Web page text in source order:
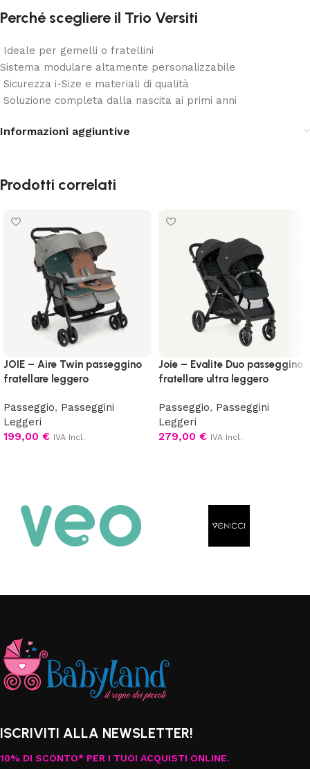
Perché scegliere il Trio Versiti
Ideale per gemelli o fratellini
Sistema modulare altamente personalizzabile
Sicurezza i-Size e materiali di qualità
Soluzione completa dalla nascita ai primi anni
Informazioni aggiuntive
Prodotti correlati
JOIE – Aire Twin passeggino
fratellare leggero
Passeggio, Passeggini
Leggeri
199,00 € IVA Incl.
Joie – Evalite Duo passeggino
fratellare ultra leggero
Passeggio, Passeggini
Leggeri
279,00 € IVA Incl.
ISCRIVITI ALLA NEWSLETTER!
10% DI SCONTO* PER I TUOI ACQUISTI ONLINE.